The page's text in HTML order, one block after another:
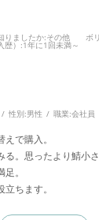
りましたか:その他 ボ
） :1年に1回未満～
性別:男性 職業:会社員
で購入。
。思ったより鯖小さ
。
ちます。